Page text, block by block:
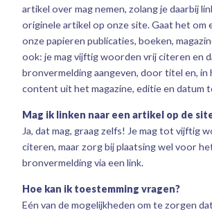
artikel over mag nemen, zolang je daarbij
originele artikel op onze site. Gaat het om
onze papieren publicaties, boeken,
ook: je mag vijftig woorden vrij citeren en
bronvermelding aangeven, door titel en, in
content uit het magazine, editie en datum
Mag ik linken naar een artikel op de
Ja, dat mag, graag zelfs! Je mag tot vijftig
citeren, maar zorg bij plaatsing wel voor
bronvermelding via een link.
Hoe kan ik toestemming vragen?
Eén van de mogelijkheden om te zorgen